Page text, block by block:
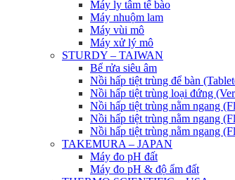
Máy ly tâm tế bào
Máy nhuộm lam
Máy vùi mô
Máy xử lý mô
STURDY – TAIWAN
Bể rửa siêu âm
Nồi hấp tiệt trùng để bàn
Nồi hấp tiệt trùng loại đứng
Nồi hấp tiệt trùng nằm ngang
Nồi hấp tiệt trùng nằm ngang
Nồi hấp tiệt trùng nằm ngang
TAKEMURA – JAPAN
Máy đo pH đất
Máy đo pH & độ ẩm đất